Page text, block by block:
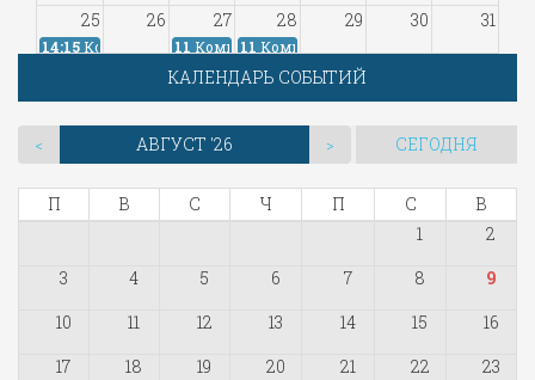
25 26 27 28 29 30 31
14:15 Комиссия... 11 Комиссия...
11 Комиссия...
3 4 5
КАЛЕНДАРЬ СОБЫТИЙ
< АВГУСТ '26 > СЕГОДНЯ
П В С Ч П С
В
1
2
3
4 5 6 7 8
9
10
11 12 13 14 15
16
17
18 19 20 21 22
23